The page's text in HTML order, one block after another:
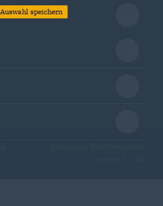
Auswahl speichern